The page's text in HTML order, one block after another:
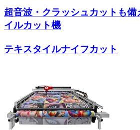
超音波・クラッシュカットも
イルカット機
テキスタイルナイフカット